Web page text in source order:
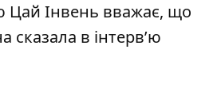
Цай Інвень вважає, що
сказала в інтерв’ю